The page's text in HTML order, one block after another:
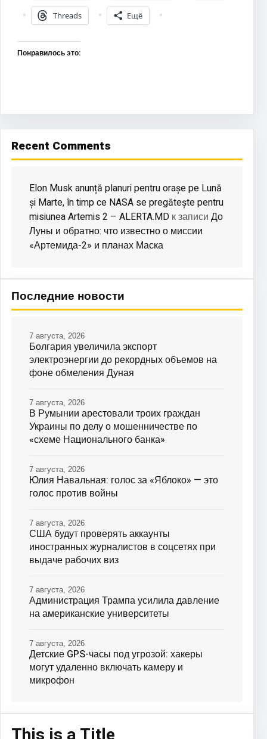
Threads Ещё
Понравилось это:
Recent Comments
Elon Musk anunță planuri pentru orașe pe Lună
și Marte, în timp ce NASA se pregătește pentru
misiunea Artemis 2 – ALERTA.MD к записи До
Луны и обратно: что известно о миссии
«Артемида-2» и планах Маска
Последние новости
Болгария увеличила экспорт
электроэнергии до рекордных объемов на
фоне обмеления Дуная
7 августа, 2026
В Румынии арестовали троих граждан
Украины по делу о мошенничестве по
«схеме Национального банка»
7 августа, 2026
Юлия Навальная: голос за «Яблоко» — это
голос против войны
7 августа, 2026
США будут проверять аккаунты
иностранных журналистов в соцсетях при
выдаче рабочих виз
7 августа, 2026
Администрация Трампа усилила давление
на американские университеты
7 августа, 2026
Детские GPS-часы под угрозой: хакеры
могут удаленно включать камеру и
микрофон
7 августа, 2026